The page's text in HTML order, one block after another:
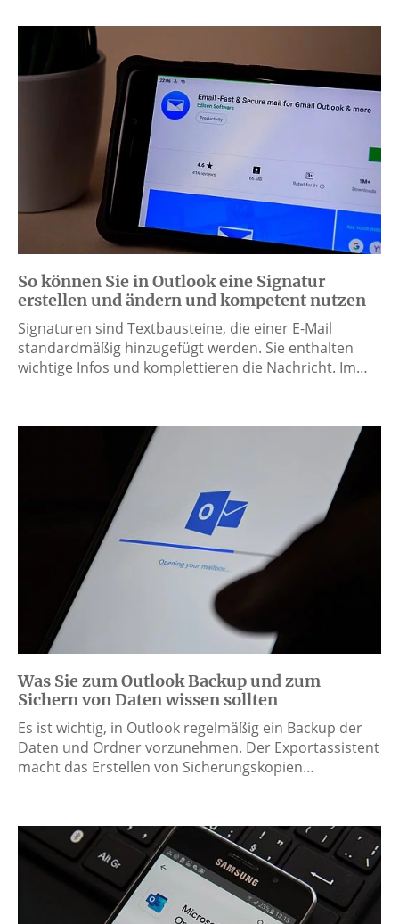
So können Sie in Outlook eine Signatur
erstellen und ändern und kompetent nutzen
Signaturen sind Textbausteine, die einer E-Mail
standardmäßig hinzugefügt werden. Sie enthalten
wichtige Infos und komplettieren die Nachricht. Im…
Was Sie zum Outlook Backup und zum
Sichern von Daten wissen sollten
Es ist wichtig, in Outlook regelmäßig ein Backup der
Daten und Ordner vorzunehmen. Der Exportassistent
macht das Erstellen von Sicherungskopien…